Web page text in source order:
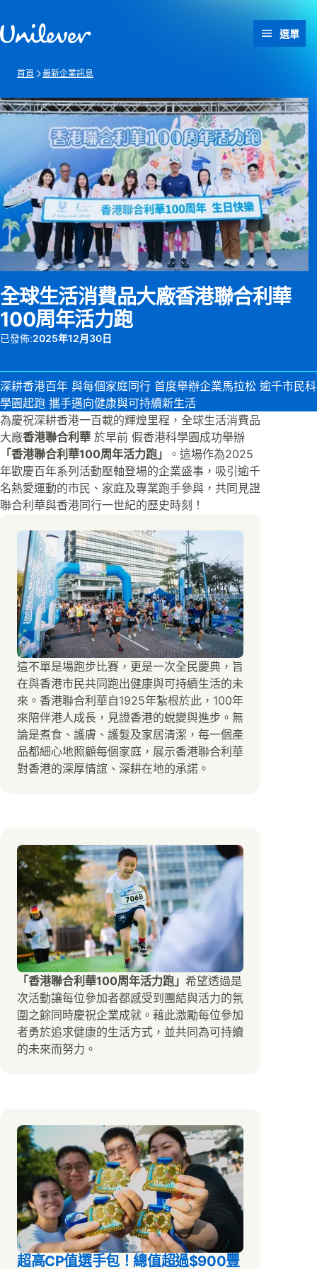
選單
首頁 最新企業訊息
全球生活消費品大廠香港聯合利華
100周年活力跑
已發佈:2025年12月30日
深耕香港百年 與每個家庭同行 首度舉辦企業馬拉松 逾千市民科
學園起跑 攜手邁向健康與可持續新生活
為慶祝深耕香港一百載的輝煌里程，全球生活消費品
大廠香港聯合利華 於早前 假香港科學園成功舉辦
「香港聯合利華100周年活力跑」
。這場作為2025
年歡慶百年系列活動壓軸登場的企業盛事，吸引逾千
名熱愛運動的市民、家庭及專業跑手參與，共同見證
聯合利華與香港同行一世紀的歷史時刻！
這不單是場跑步比賽，更是一次全民慶典，旨
在與香港市民共同跑出健康與可持續生活的未
來。香港聯合利華自1925年紮根於此，100年
來陪伴港人成長，見證香港的蛻變與進步。無
論是煮食、護膚、護髮及家居清潔，每一個產
品都細心地照顧每個家庭，展示香港聯合利華
對香港的深厚情誼、深耕在地的承諾。
「香港聯合利華100周年活力跑」 希望透過是
次活動讓每位參加者都感受到團結與活力的氛
圍之餘同時慶祝企業成就。藉此激勵每位參加
者勇於追求健康的生活方式，並共同為可持續
的未來而努力。
超高CP值選手包！總值超過$900豐